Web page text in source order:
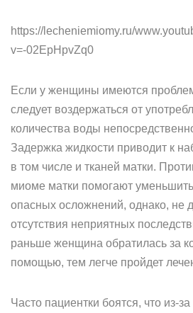
https://lecheniemiomy.ru/
v=-02EpHpvZq0
Если у женщины имеются
следует воздержаться от
количества воды
Задержка жидкости приводит к
в том числе и тканей матки.
миоме матки помогают
опасных осложнений, однако, не
отсутствия неприятных
раньше женщина обратилась за
помощью, тем легче пройдет
Часто пациентки боятся, что из-